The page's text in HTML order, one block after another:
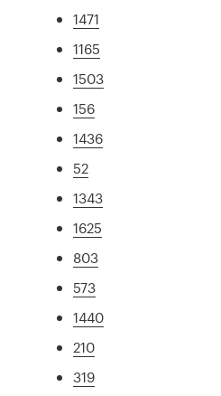
1471
1165
1503
156
1436
52
1343
1625
803
573
1440
210
319